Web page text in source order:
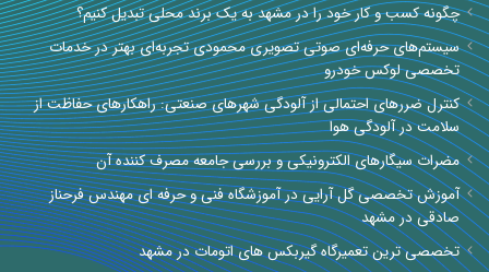
چگونه کسب و کار خود را در مشهد به یک برند محلی تبدیل کنیم؟
سیستم‌های حرفه‌ای صوتی تصویری محمودی تجربه‌ای بهتر در خدمات
تخصصی لوکس خودرو
کنترل ضررهای احتمالی از آلودگی شهرهای صنعتی: راهکارهای حفاظت از
سلامت در آلودگی هوا
مضرات سیگارهای الکترونیکی و بررسی جامعه مصرف کننده آن
آموزش تخصصی گل آرایی در آموزشگاه فنی و حرفه ای مهندس فرحناز
صادقی در مشهد
تخصصی ترین تعمیرگاه گیربکس های اتومات در مشهد